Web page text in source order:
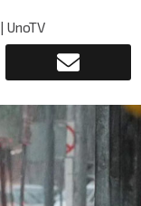
| UnoTV